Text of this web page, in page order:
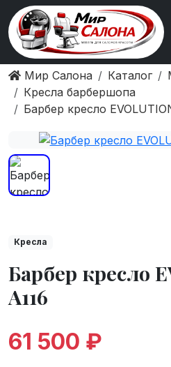
Мир Салона Каталог
Кресла барбершопа
Барбер кресло
Кресла
Барбер кресло
A116
61 500 ₽